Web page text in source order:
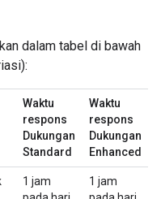
dalam tabel di bawah
Waktu
respons
Dukungan
Standard
Waktu
respons
Dukungan
Enhanced
1 jam
1 jam